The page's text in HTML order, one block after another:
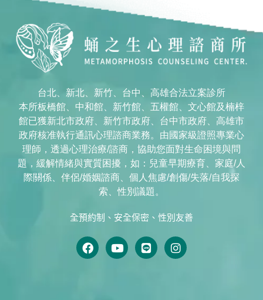
台北、新北、新竹、台中、高雄合法立案診所
本所板橋館、中和館、新竹館、五權館、文心館及楠梓
館已獲新北市政府、新竹市政府、台中市政府、高雄市
政府核准執行通訊心理諮商業務。由國家級證照專業心
理師，透過心理治療/諮商，協助您面對生命困境與問
題，緩解情緒與實質困擾，如：兒童早期療育、家庭/人
際關係、伴侶/婚姻諮商、個人焦慮/創傷/失落/自我探
索、性別議題。
全預約制、安全保密、性別友善